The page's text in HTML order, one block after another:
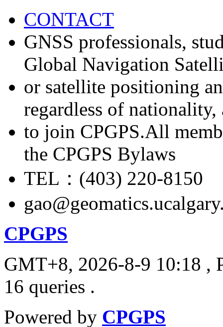
CONTACT
GNSS professionals,
Global Navigation
or satellite positioning
regardless of nationality,
to join CPGPS.All
the CPGPS Bylaws
TEL：(403) 220-8150
CPGPS
GMT+8, 2026-8-9 10:18 ,
16 queries .
Powered by CPGPS